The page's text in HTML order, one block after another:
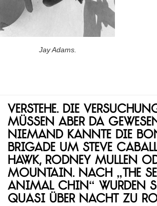
Jay Adams.
Verstehe. Die
müssen aber da
Niemand kannte die
Brigade um Steve
Hawk, Rodney Mullen
Mountain. Nach „The
Animal Chin“ wurden
quasi über Nacht zu